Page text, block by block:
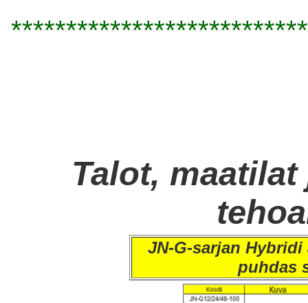
Talot,
JN-G-sarjan
puhdas